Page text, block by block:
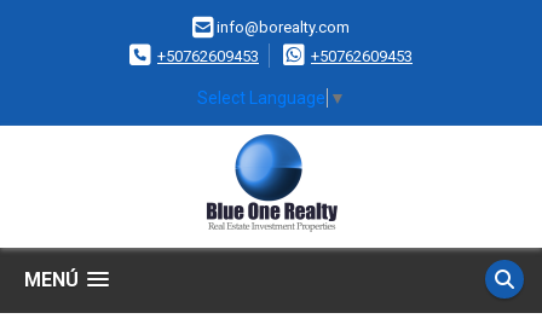
info@borealty.com
+50762609453
+50762609453
Select Language ▼
MENÚ